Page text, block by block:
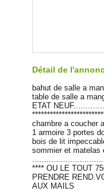
Détail de
bahut de salle a
table de salle a
ETAT
chambre a coucher
1 armoire 3 portes
bois de lit
sommier et matelas
**** OU LE TOUT
PRENDRE
AUX MAILS